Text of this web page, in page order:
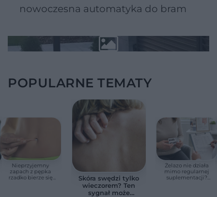
nowoczesna automatyka do bram
POPULARNE TEMATY
Nieprzyjemny
zapach z pępka
rzadko bierze się
Skóra swędzi tylko
wieczorem? Ten
sygnał może
Żelazo nie działa
mimo regularnej
suplementacji?